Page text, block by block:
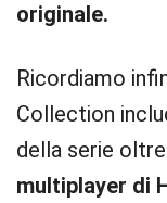
originale.
Ricordiamo
Collection
della serie oltre
multiplayer di